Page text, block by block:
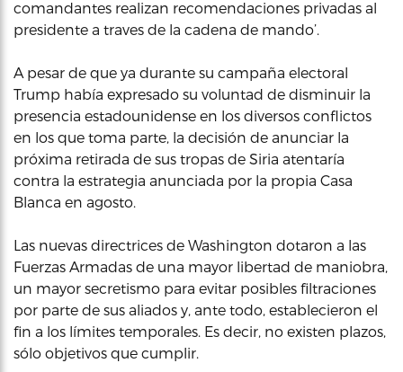
comandantes realizan recomendaciones privadas al
presidente a traves de la cadena de mando’.
A pesar de que ya durante su campaña electoral
Trump había expresado su voluntad de disminuir la
presencia estadounidense en los diversos conflictos
en los que toma parte, la decisión de anunciar la
próxima retirada de sus tropas de Siria atentaría
contra la estrategia anunciada por la propia Casa
Blanca en agosto.
Las nuevas directrices de Washington dotaron a las
Fuerzas Armadas de una mayor libertad de maniobra,
un mayor secretismo para evitar posibles filtraciones
por parte de sus aliados y, ante todo, establecieron el
fin a los límites temporales. Es decir, no existen plazos,
sólo objetivos que cumplir.